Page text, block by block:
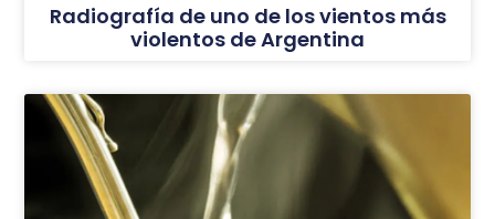
Radiografía de uno de los vientos más
violentos de Argentina